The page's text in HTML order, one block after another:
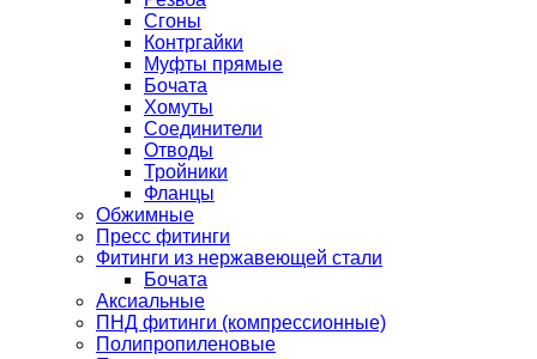
Сгоны
Контргайки
Муфты прямые
Бочата
Хомуты
Соединители
Отводы
Тройники
Фланцы
Обжимные
Пресс фитинги
Фитинги из нержавеющей стали
Бочата
Аксиальные
ПНД фитинги (компрессионные)
Полипропиленовые